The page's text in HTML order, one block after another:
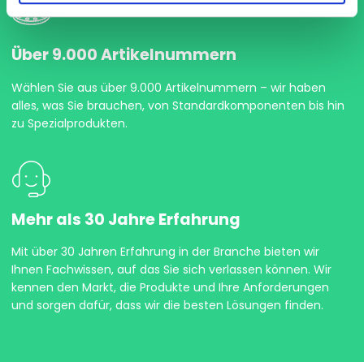
Über 9.000 Artikelnummern
Wählen Sie aus über 9.000 Artikelnummern – wir haben
alles, was Sie brauchen, von Standardkomponenten bis hin
zu Spezialprodukten.
Mehr als 30 Jahre Erfahrung
Mit über 30 Jahren Erfahrung in der Branche bieten wir
Ihnen Fachwissen, auf das Sie sich verlassen können. Wir
kennen den Markt, die Produkte und Ihre Anforderungen
und sorgen dafür, dass wir die besten Lösungen finden.